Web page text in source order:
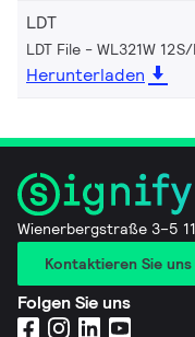
LDT
LDT File - WL321W
Herunterladen
Wienerbergstraße 3–5
Kontaktieren Sie uns
Folgen Sie uns